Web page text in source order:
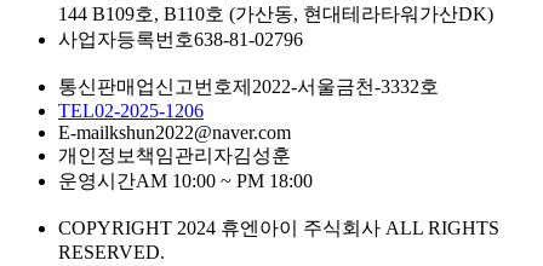
144 B109호, B110호 (가산동, 현대테라타워가산DK)
사업자등록번호638-81-02796
통신판매업신고번호제2022-서울금천-3332호
TEL02-2025-1206
E-mailkshun2022@naver.com
개인정보책임관리자김성훈
운영시간AM 10:00 ~ PM 18:00
COPYRIGHT 2024 휴엔아이 주식회사 ALL RIGHTS
RESERVED.